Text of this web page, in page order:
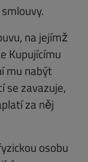
na jejímž
Kupujícímu
mu nabýt
se zavazuje,
za něj
osobu